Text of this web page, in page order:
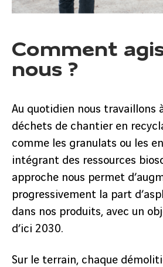
Comment
nous ?
Au quotidien nous travaillons
déchets de chantier en
comme les granulats ou les
intégrant des ressources
approche nous permet
progressivement la part
dans nos produits, avec un
d’ici 2030.
Sur le terrain, chaque